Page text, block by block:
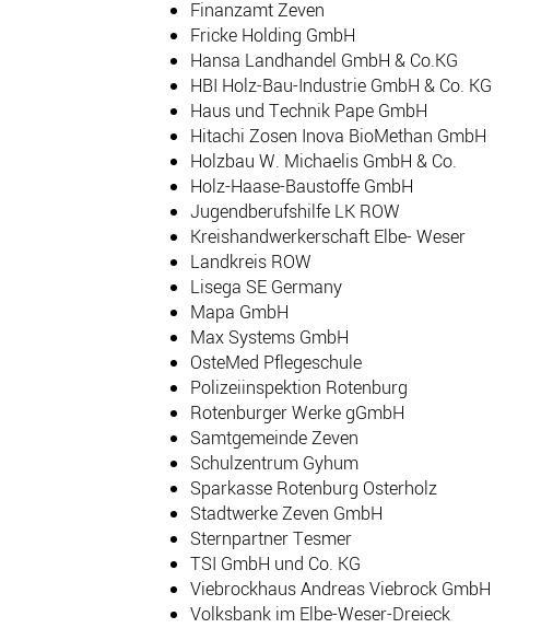
Finanzamt Zeven
Fricke Holding GmbH
Hansa Landhandel GmbH & Co.KG
HBI Holz-Bau-Industrie GmbH & Co. KG
Haus und Technik Pape GmbH
Hitachi Zosen Inova BioMethan GmbH
Holzbau W. Michaelis GmbH & Co.
Holz-Haase-Baustoffe GmbH
Jugendberufshilfe LK ROW
Kreishandwerkerschaft Elbe- Weser
Landkreis ROW
Lisega SE Germany
Mapa GmbH
Max Systems GmbH
OsteMed Pflegeschule
Polizeiinspektion Rotenburg
Rotenburger Werke gGmbH
Samtgemeinde Zeven
Schulzentrum Gyhum
Sparkasse Rotenburg Osterholz
Stadtwerke Zeven GmbH
Sternpartner Tesmer
TSI GmbH und Co. KG
Viebrockhaus Andreas Viebrock GmbH
Volksbank im Elbe-Weser-Dreieck